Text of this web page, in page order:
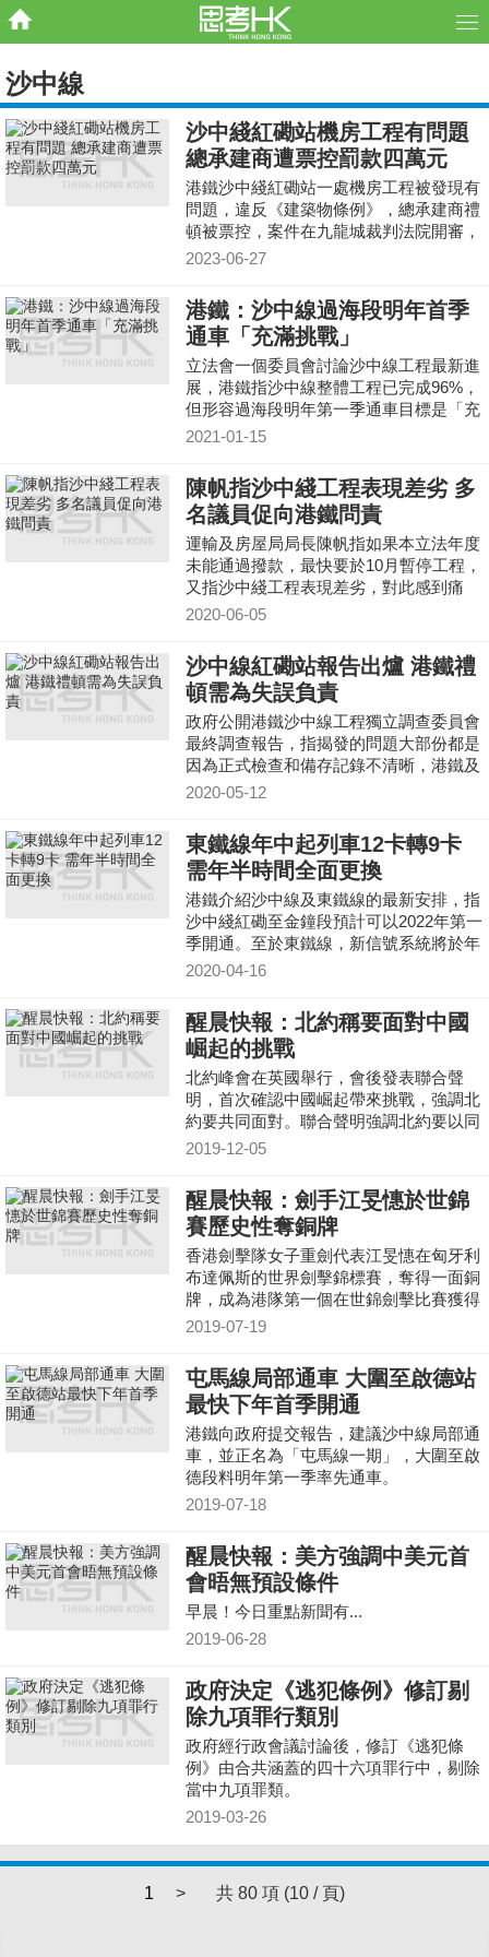
沙中線
沙中綫紅磡站機房工程有問題
總承建商遭票控罰款四萬元
港鐵沙中綫紅磡站一處機房工程被發現有
問題，違反《建築物條例》，總承建商禮
頓被票控，案件在九龍城裁判法院開審，
禮頓承認工程嚴重偏離圖則，裁判官判禮
2023-06-27
港鐵：沙中線過海段明年首季
通車「充滿挑戰」
立法會一個委員會討論沙中線工程最新進
展，港鐵指沙中線整體工程已完成96%，
但形容過海段明年第一季通車目標是「充
滿挑戰」。
2021-01-15
陳帆指沙中綫工程表現差劣 多
名議員促向港鐵問責
運輸及房屋局局長陳帆指如果本立法年度
未能通過撥款，最快要於10月暫停工程，
又指沙中綫工程表現差劣，對此感到痛
心。
2020-06-05
沙中線紅磡站報告出爐 港鐵禮
頓需為失誤負責
政府公開港鐵沙中線工程獨立調查委員會
最終調查報告，指揭發的問題大部份都是
因為正式檢查和備存記錄不清晰，港鐵及
工程承建商禮頓須對各自管理和監察系統
2020-05-12
東鐵線年中起列車12卡轉9卡
需年半時間全面更換
港鐵介紹沙中線及東鐵線的最新安排，指
沙中綫紅磡至金鐘段預計可以2022年第一
季開通。至於東鐵線，新信號系統將於年
中投入服務，列車將由目前12卡陸續轉為
2020-04-16
醒晨快報：北約稱要面對中國
崛起的挑戰
北約峰會在英國舉行，會後發表聯合聲
明，首次確認中國崛起帶來挑戰，強調北
約要共同面對。聯合聲明強調北約要以同
盟關係面對來自俄羅斯、中國、網絡安全
2019-12-05
醒晨快報：劍手江旻憓於世錦
賽歷史性奪銅牌
香港劍擊隊女子重劍代表江旻憓在匈牙利
布達佩斯的世界劍擊錦標賽，奪得一面銅
牌，成為港隊第一個在世錦劍擊比賽獲得
獎牌的運動員。
2019-07-19
屯馬線局部通車 大圍至啟德站
最快下年首季開通
港鐵向政府提交報告，建議沙中線局部通
車，並正名為「屯馬線一期」，大圍至啟
德段料明年第一季率先通車。
2019-07-18
醒晨快報：美方強調中美元首
會晤無預設條件
早晨！今日重點新聞有...
2019-06-28
政府決定《逃犯條例》修訂剔
除九項罪行類別
政府經行政會議討論後，修訂《逃犯條
例》由合共涵蓋的四十六項罪行中，剔除
當中九項罪類。
2019-03-26
1 > 共 80 項 (10 / 頁)